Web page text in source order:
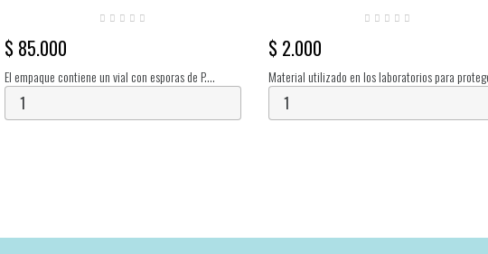
$ 85.000
El empaque contiene un vial con esporas de P.
cubensis suspendidas en 10ml de agua estéril. Cada
vial contiene millones de esporas, las cuales...
$ 2.000
Material utilizado en los laboratorios para
los instrumentos, así como para sellar cajas petri y
en general, muestras biológicas o...